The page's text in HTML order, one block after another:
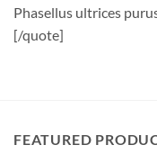
Phasellus ultrices
[/quote]
FEATURED